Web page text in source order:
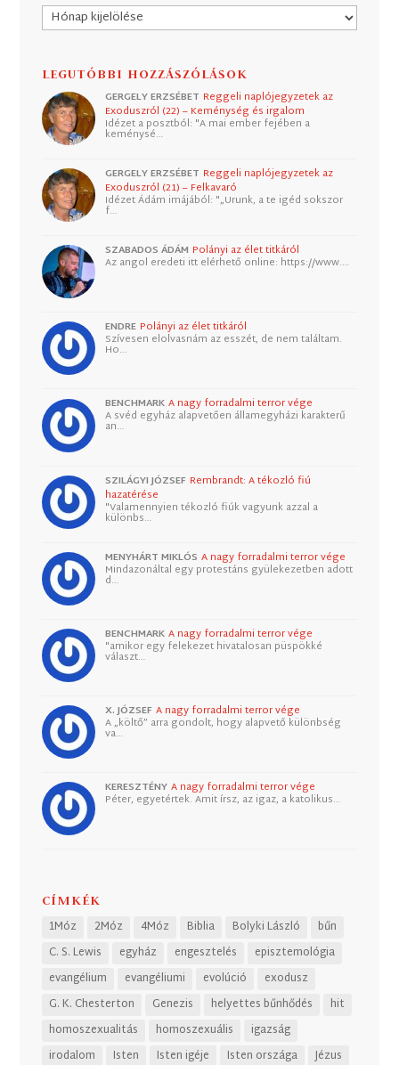
Archívum
LEGUTÓBBI HOZZÁSZÓLÁSOK
GERGELY ERZSÉBET Reggeli naplójegyzetek az
Exoduszról (22) – Keménység és irgalom
Idézet a posztból: "A mai ember fejében a
keménysé…
GERGELY ERZSÉBET Reggeli naplójegyzetek az
Exoduszról (21) – Felkavaró
Idézet Ádám imájából: "„Urunk, a te igéd sokszor
f…
SZABADOS ÁDÁM Polányi az élet titkáról
Az angol eredeti itt elérhető online: https://www.…
ENDRE Polányi az élet titkáról
Szívesen elolvasnám az esszét, de nem találtam.
Ho…
BENCHMARK A nagy forradalmi terror vége
A svéd egyház alapvetően államegyházi karakterű
an…
SZILÁGYI JÓZSEF Rembrandt: A tékozló fiú
hazatérése
"Valamennyien tékozló fiúk vagyunk azzal a
különbs…
MENYHÁRT MIKLÓS A nagy forradalmi terror vége
Mindazonáltal egy protestáns gyülekezetben adott
d…
BENCHMARK A nagy forradalmi terror vége
"amikor egy felekezet hivatalosan püspökké
választ…
X. JÓZSEF A nagy forradalmi terror vége
A „költő” arra gondolt, hogy alapvető különbség
va…
KERESZTÉNY A nagy forradalmi terror vége
Péter, egyetértek. Amit írsz, az igaz, a katolikus…
CÍMKÉK
1Móz 2Móz 4Móz Biblia Bolyki László
bűn
C. S. Lewis
egyház engesztelés
episztemológia
evangélium
evangéliumi evolúció
exodusz
G. K. Chesterton
Genezis helyettes bűnhődés
hit
homoszexualitás
homoszexuális
igazság
irodalom
Isten Isten igéje Isten országa Jézus